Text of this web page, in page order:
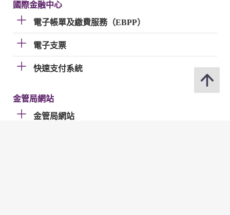
國際金融中心
電子帳單及繳費服務（EBPP）
電子支票
快速支付系統
金管局網站
金管局網站